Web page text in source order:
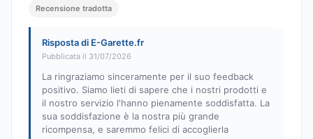
Recensione tradotta
Risposta di E-Garette.fr
Pubblicata il 31/07/2026
La ringraziamo sinceramente per il suo feedback
positivo. Siamo lieti di sapere che i nostri prodotti e
il nostro servizio l'hanno pienamente soddisfatta. La
sua soddisfazione è la nostra più grande
ricompensa, e saremmo felici di accoglierla